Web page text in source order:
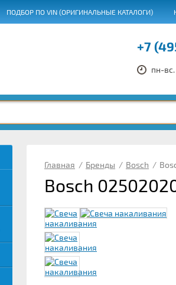
ПОДБОР ПО VIN (ОРИГИНАЛЬНЫЕ КАТАЛОГИ)
+7
пн-
Главная / Бренды / Bosch /
Bosch